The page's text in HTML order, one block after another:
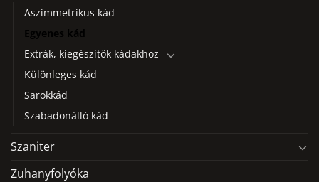
Aszimmetrikus kád
Egyenes kád
Extrák, kiegészítők kádakhoz
Különleges kád
Sarokkád
Szabadonálló kád
Szaniter
Zuhanyfolyóka